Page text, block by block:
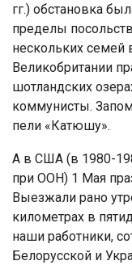
гг.) обстановка
пределы
нескольких семей
Великобритании
шотландских
коммунисты.
пели «Катюшу».
А в США (в 1980-
при ООН) 1 Мая
Выезжали рано
километрах в
наши работники,
Белорусской и